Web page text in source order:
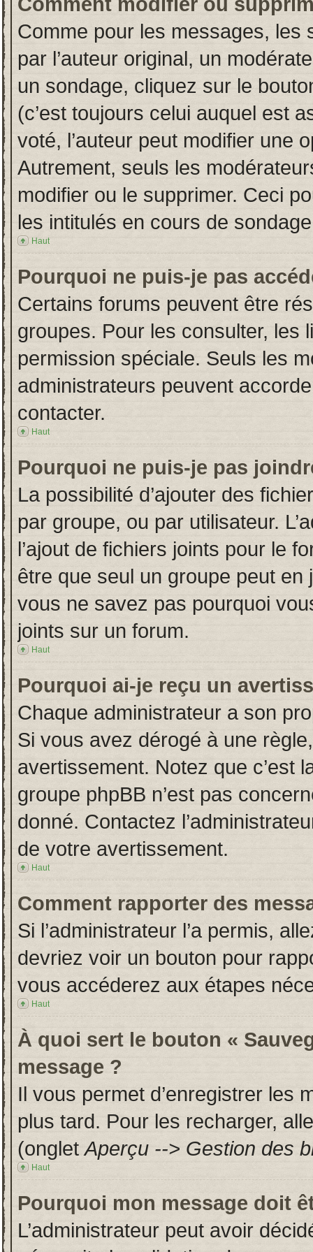
Comme pour les messages, les
par l’auteur original, un
un sondage, cliquez sur le
(c’est toujours celui auquel est
voté, l’auteur peut modifier une
Autrement, seuls les
modifier ou le supprimer. Ceci
les intitulés en cours de
Haut
Pourquoi ne puis-je pas
Certains forums peuvent être
groupes. Pour les consulter, les
permission spéciale. Seuls les
administrateurs peuvent
contacter.
Haut
Pourquoi ne puis-je pas
La possibilité d’ajouter des
par groupe, ou par utilisateur.
l’ajout de fichiers joints pour le
être que seul un groupe peut en
vous ne savez pas pourquoi
joints sur un forum.
Haut
Pourquoi ai-je reçu un
Chaque administrateur a son
Si vous avez dérogé à une
avertissement. Notez que c’est
groupe phpBB n’est pas
donné. Contactez
de votre avertissement.
Haut
Comment rapporter des
Si l’administrateur l’a permis,
devriez voir un bouton pour
vous accéderez aux étapes
Haut
À quoi sert le bouton «
message ?
Il vous permet d’enregistrer les
plus tard. Pour les recharger,
(ongletAperçu --> Gestion des
Haut
Pourquoi mon message doit
L’administrateur peut avoir